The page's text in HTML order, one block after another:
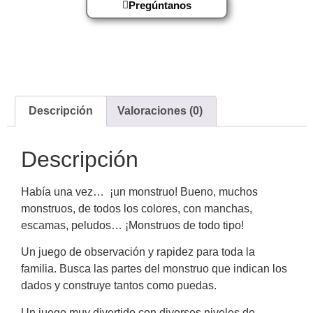
Pregúntanos
Descripción Valoraciones (0)
Descripción
Había una vez… ¡un monstruo! Bueno, muchos
monstruos, de todos los colores, con manchas,
escamas, peludos… ¡Monstruos de todo tipo!
Un juego de observación y rapidez para toda la
familia. Busca las partes del monstruo que indican los
dados y construye tantos como puedas.